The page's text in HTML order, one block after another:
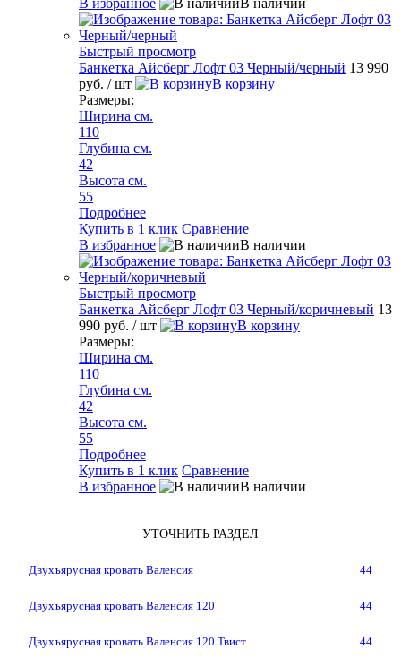
В избранное В наличии
Быстрый просмотр
Банкетка Айсберг Лофт 03 Черный/черный 13 990
руб. / шт
В корзину
Размеры:
Ширина см.
110
Глубина см.
42
Высота см.
55
Подробнее
Купить в 1 клик Сравнение
В избранное
В наличии
Быстрый просмотр
Банкетка Айсберг Лофт 03 Черный/коричневый 13
990 руб. / шт
В корзину
Размеры:
Ширина см.
110
Глубина см.
42
Высота см.
55
Подробнее
Купить в 1 клик Сравнение
В избранное
В наличии
УТОЧНИТЬ РАЗДЕЛ
Двухъярусная кровать Валенсия 44
Двухъярусная кровать Валенсия 120 44
Двухъярусная кровать Валенсия 120 Твист 44